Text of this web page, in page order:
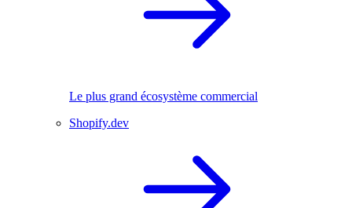
Le plus grand écosystème commercial
Shopify.dev